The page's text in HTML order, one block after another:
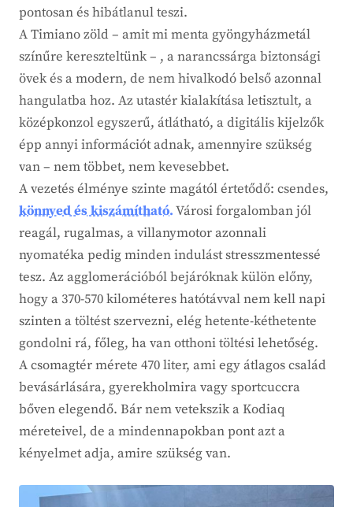
pontosan és hibátlanul teszi.
A Timiano zöld – amit mi menta gyöngyházmetál
színűre kereszteltünk – , a narancssárga biztonsági
övek és a modern, de nem hivalkodó belső azonnal
hangulatba hoz. Az utastér kialakítása letisztult, a
középkonzol egyszerű, átlátható, a digitális kijelzők
épp annyi információt adnak, amennyire szükség
van – nem többet, nem kevesebbet.
A vezetés élménye szinte magától értetődő: csendes,
könnyed és kiszámítható.Városi forgalomban jól
reagál, rugalmas, a villanymotor azonnali
nyomatéka pedig minden indulást stresszmentessé
tesz. Az agglomerációból bejáróknak külön előny,
hogy a 370-570 kilométeres hatótávval nem kell napi
szinten a töltést szervezni, elég hetente-kéthetente
gondolni rá, főleg, ha van otthoni töltési lehetőség.
A csomagtér mérete 470 liter, ami egy átlagos család
bevásárlására, gyerekholmira vagy sportcuccra
bőven elegendő. Bár nem vetekszik a Kodiaq
méreteivel, de a mindennapokban pont azt a
kényelmet adja, amire szükség van.